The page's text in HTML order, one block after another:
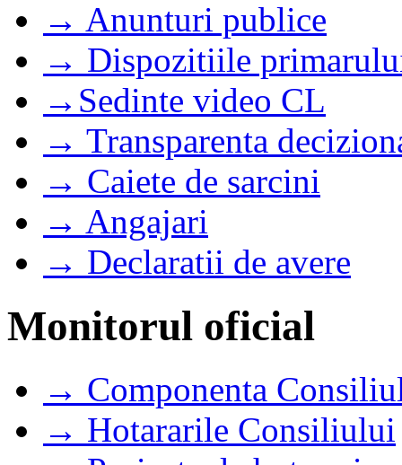
→ Anunturi publice
→ Dispozitiile
→Sedinte video CL
→ Transparenta
→ Caiete de sarcini
→ Angajari
→ Declaratii de avere
Monitorul oficial
→ Componenta
→ Hotararile Consiliului